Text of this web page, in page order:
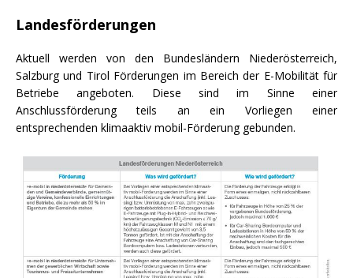
Landesförderungen
Aktuell werden von den Bundesländern Niederösterreich,
Salzburg und Tirol Förderungen im Bereich der E-Mobilität für
Betriebe angeboten. Diese sind im Sinne einer
Anschlussförderung teils an ein Vorliegen einer
entsprechenden klimaaktiv mobil-Förderung gebunden.